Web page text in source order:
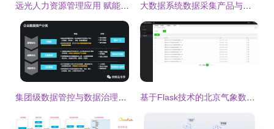
远光人力资源管理应用 赋能人资数字化转型与数据处理服务 大数据系统数据采集产品与数据处理服务的架构分析
集团级数据管控与数据治理解决方案 构建智能数据资产体系 基于Flask技术的北京气象数据采集分析系统设计与实现——支持城市定制与智能数据处理服务